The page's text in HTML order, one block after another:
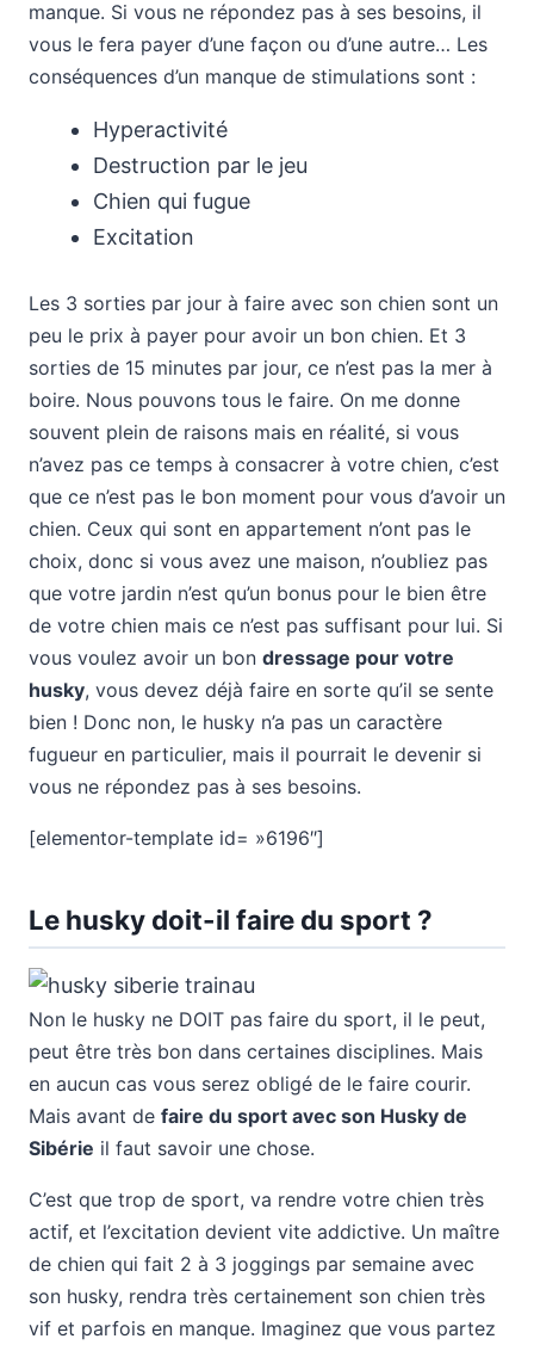
manque. Si vous ne répondez pas à ses besoins, il
vous le fera payer d’une façon ou d’une autre… Les
conséquences d’un manque de stimulations sont :
Hyperactivité
Destruction par le jeu
Chien qui fugue
Excitation
Les 3 sorties par jour à faire avec son chien sont un
peu le prix à payer pour avoir un bon chien. Et 3
sorties de 15 minutes par jour, ce n’est pas la mer à
boire. Nous pouvons tous le faire. On me donne
souvent plein de raisons mais en réalité, si vous
n’avez pas ce temps à consacrer à votre chien, c’est
que ce n’est pas le bon moment pour vous d’avoir un
chien. Ceux qui sont en appartement n’ont pas le
choix, donc si vous avez une maison, n’oubliez pas
que votre jardin n’est qu’un bonus pour le bien être
de votre chien mais ce n’est pas suffisant pour lui. Si
vous voulez avoir un bon dressage pour votre
husky, vous devez déjà faire en sorte qu’il se sente
bien ! Donc non, le husky n’a pas un caractère
fugueur en particulier, mais il pourrait le devenir si
vous ne répondez pas à ses besoins.
[elementor-template id= »6196″]
Le husky doit-il faire du sport ?
Non le husky ne DOIT pas faire du sport, il le peut,
peut être très bon dans certaines disciplines. Mais
en aucun cas vous serez obligé de le faire courir.
Mais avant de faire du sport avec son Husky de
Sibérie il faut savoir une chose.
C’est que trop de sport, va rendre votre chien très
actif, et l’excitation devient vite addictive. Un maître
de chien qui fait 2 à 3 joggings par semaine avec
son husky, rendra très certainement son chien très
vif et parfois en manque. Imaginez que vous partez